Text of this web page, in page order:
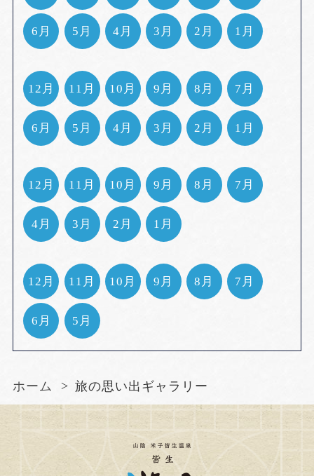
6月 5月 4月 3月 2月 1月
12月 11月 10月 9月 8月 7月
6月 5月 4月 3月 2月 1月
12月 11月 10月 9月 8月 7月
4月 3月 2月 1月
12月 11月 10月 9月 8月 7月
6月 5月
ホーム 旅の思い出ギャラリー